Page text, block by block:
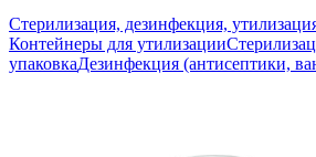
Стерилизация, дезинфекция,
Контейнеры для утилизации
упаковкаДезинфекция (антисептики,